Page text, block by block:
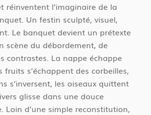
réinventent l’imaginaire de la
Un festin sculpté, visuel,
Le banquet devient un prétexte
scène du débordement, de
contrastes. La nappe échappe
fruits s’échappent des corbeilles,
s’inversent, les oiseaux quittent
glisse dans une douce
Loin d’une simple reconstitution,